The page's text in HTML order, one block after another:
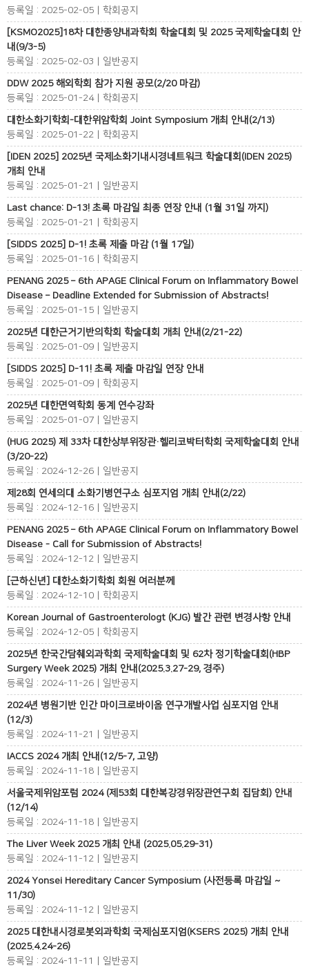
등록일 : 2025-02-05 | 학회공지
[KSMO2025]18차 대한종양내과학회 학술대회 및 2025 국제학술대회 안
내(9/3-5)
등록일 : 2025-02-03 | 일반공지
DDW 2025 해외학회 참가 지원 공모(2/20 마감)
등록일 : 2025-01-24 | 학회공지
대한소화기학회-대한위암학회 Joint Symposium 개최 안내(2/13)
등록일 : 2025-01-22 | 학회공지
[IDEN 2025] 2025년 국제소화기내시경네트워크 학술대회(IDEN 2025)
개최 안내
등록일 : 2025-01-21 | 일반공지
Last chance: D-13! 초록 마감일 최종 연장 안내 (1월 31일 까지)
등록일 : 2025-01-21 | 학회공지
[SIDDS 2025] D-1! 초록 제출 마감 (1월 17일)
등록일 : 2025-01-16 | 학회공지
PENANG 2025 – 6th APAGE Clinical Forum on Inflammatory Bowel
Disease – Deadline Extended for Submission of Abstracts!
등록일 : 2025-01-15 | 일반공지
2025년 대한근거기반의학회 학술대회 개최 안내(2/21-22)
등록일 : 2025-01-09 | 일반공지
[SIDDS 2025] D-11! 초록 제출 마감일 연장 안내
등록일 : 2025-01-09 | 학회공지
2025년 대한면역학회 동계 연수강좌
등록일 : 2025-01-07 | 일반공지
(HUG 2025) 제 33차 대한상부위장관·헬리코박터학회 국제학술대회 안내
(3/20-22)
등록일 : 2024-12-26 | 일반공지
제28회 연세의대 소화기병연구소 심포지엄 개최 안내(2/22)
등록일 : 2024-12-16 | 일반공지
PENANG 2025 – 6th APAGE Clinical Forum on Inflammatory Bowel
Disease - Call for Submission of Abstracts!
등록일 : 2024-12-12 | 일반공지
[근하신년] 대한소화기학회 회원 여러분께
등록일 : 2024-12-10 | 학회공지
Korean Journal of Gastroenterologt (KJG) 발간 관련 변경사항 안내
등록일 : 2024-12-05 | 학회공지
2025년 한국간담췌외과학회 국제학술대회 및 62차 정기학술대회(HBP
Surgery Week 2025) 개최 안내(2025.3.27-29, 경주)
등록일 : 2024-11-26 | 일반공지
2024년 병원기반 인간 마이크로바이옴 연구개발사업 심포지엄 안내
(12/3)
등록일 : 2024-11-21 | 일반공지
IACCS 2024 개최 안내(12/5-7, 고양)
등록일 : 2024-11-18 | 일반공지
서울국제위암포럼 2024 (제53회 대한복강경위장관연구회 집담회) 안내
(12/14)
등록일 : 2024-11-18 | 일반공지
The Liver Week 2025 개최 안내 (2025.05.29-31)
등록일 : 2024-11-12 | 일반공지
2024 Yonsei Hereditary Cancer Symposium (사전등록 마감일 ~
11/30)
등록일 : 2024-11-12 | 일반공지
2025 대한내시경로봇외과학회 국제심포지엄(KSERS 2025) 개최 안내
(2025.4.24-26)
등록일 : 2024-11-11 | 일반공지